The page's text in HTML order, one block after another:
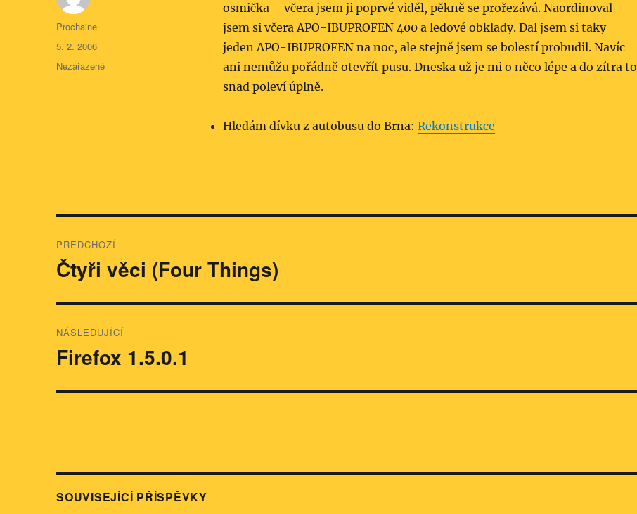
osmička – včera jsem ji poprvé viděl, pěkně se prořezává. Naordinoval
jsem si včera APO-IBUPROFEN 400 a ledové obklady. Dal jsem si taky
jeden APO-IBUPROFEN na noc, ale stejně jsem se bolestí probudil. Navíc
ani nemůžu pořádně otevřít pusu. Dneska už je mi o něco lépe a do zítra to
snad poleví úplně.
Hledám dívku z autobusu do Brna: Rekonstrukce
Autor:
Prochaine
Publikováno:
5. 2. 2006
Rubriky:
Nezařazené
pro
PŘEDCHOZÍ
Předchozí
příspěvek:
Čtyři věci (Four Things)
NÁSLEDUJÍCÍ
Následující
Firefox 1.5.0.1
SOUVISEJÍCÍ PŘÍSPĚVKY